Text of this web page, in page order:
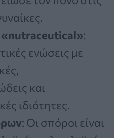
«nutraceutical»:
ενώσεις με
και
ιδιότητες.
: Οι σπόροι είναι